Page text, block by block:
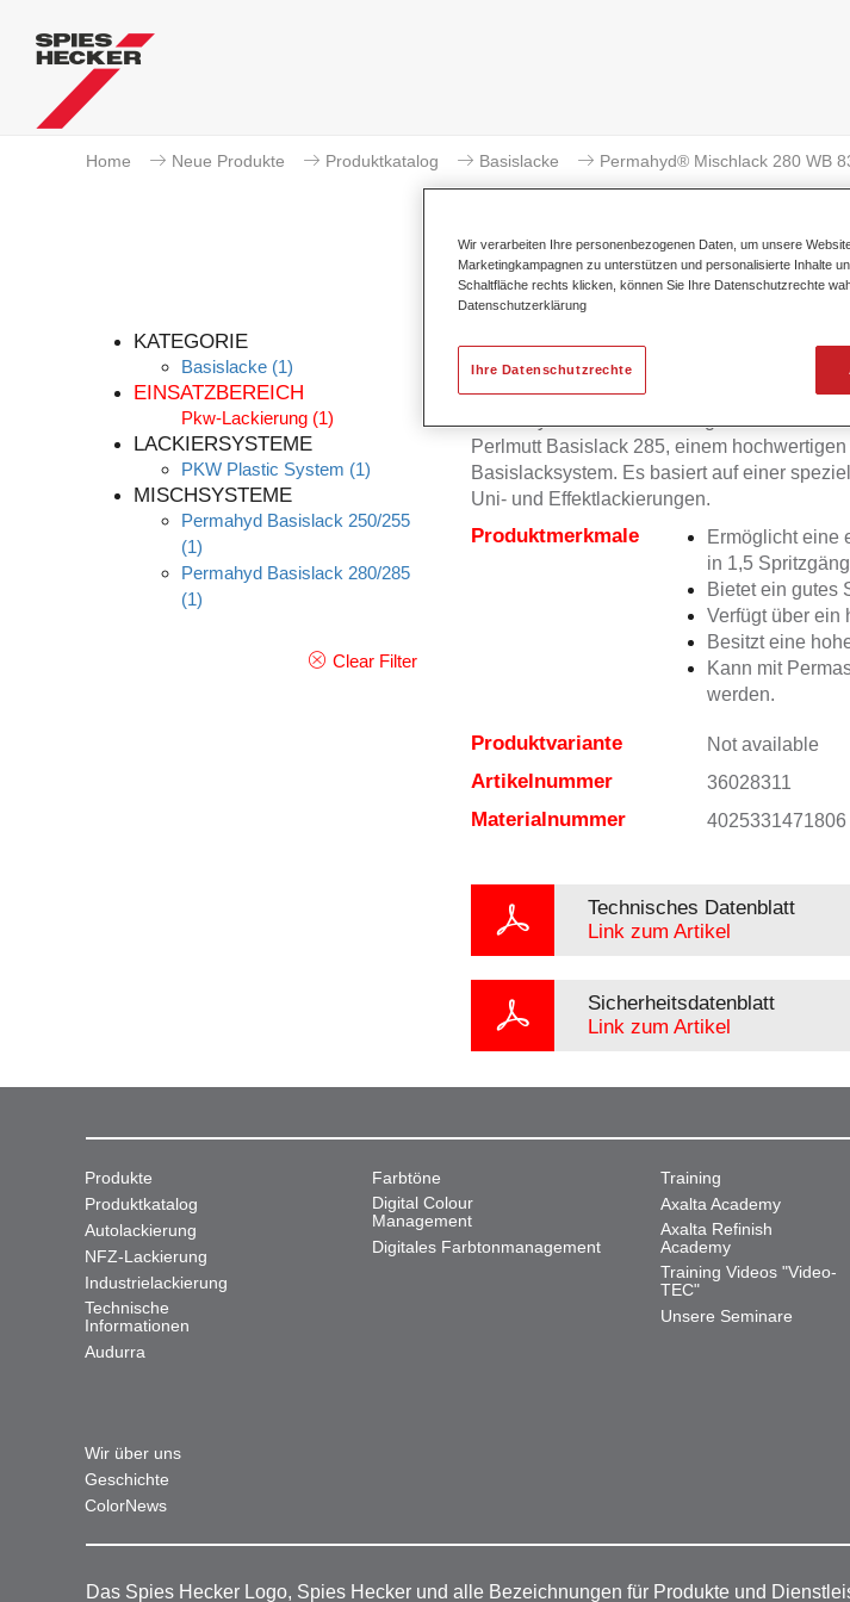
Home Neue Produkte Produktkatalog Basislacke Permahyd® Mischlack 280 WB
KATEGORIE
Basislacke (1)
EINSATZBEREICH
Pkw-Lackierung (1)
LACKIERSYSTEME
PKW Plastic System (1)
MISCHSYSTEME
Permahyd Basislack 250/255
(1)
Permahyd Basislack 280/285
(1)
Clear Filter
Permahyd®
Perlmutt Basislack 285, einem
Basislacksystem. Es basiert auf einer
Uni- und Effektlackierungen.
Produktmerkmale
Ermöglicht eine
in 1,5
Bietet ein gutes
Verfügt über ein
Besitzt eine
Kann mit
werden.
Produktvariante Not available
Artikelnummer 36028311
Materialnummer 4025331471806
Technisches Datenblatt
Link zum Artikel
Sicherheitsdatenblatt
Link zum Artikel
Produkte
Produktkatalog
Autolackierung
NFZ-Lackierung
Industrielackierung
Technische
Informationen
Audurra
Farbtöne
Digital Colour
Management
Digitales Farbtonmanagement
Training
Axalta Academy
Axalta Refinish
Academy
Training Videos "Video-
TEC"
Unsere Seminare
Wir über uns
Geschichte
ColorNews
Das Spies Hecker Logo, Spies Hecker und alle Bezeichnungen für Produkte und
Wir verarbeiten Ihre personenbezogenen Daten, um unsere
Marketingkampagnen zu unterstützen und personalisierte Inhalte
Schaltfläche rechts klicken, können Sie Ihre Datenschutzrechte
Datenschutzerklärung
Ihre Datenschutzrechte